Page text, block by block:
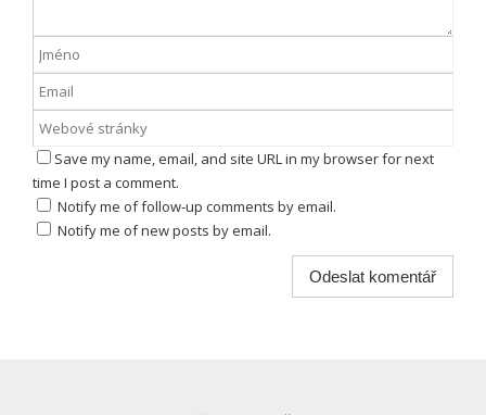
Save my name, email, and site URL in my browser for next
time I post a comment.
Notify me of follow-up comments by email.
Notify me of new posts by email.